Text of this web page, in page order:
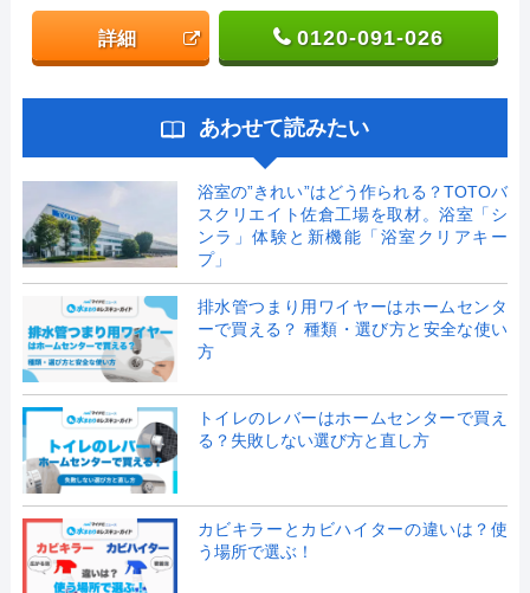
詳細 0120-091-026
あわせて読みたい
浴室の”きれい”はどう作られる？TOTOバ
スクリエイト佐倉工場を取材。浴室「シ
ンラ」体験と新機能「浴室クリアキー
プ」
排水管つまり用ワイヤーはホームセンタ
ーで買える？ 種類・選び方と安全な使い
方
トイレのレバーはホームセンターで買え
る？失敗しない選び方と直し方
カビキラーとカビハイターの違いは？使
う場所で選ぶ！